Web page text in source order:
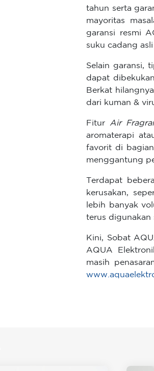
tahun serta
mayoritas
garansi resmi
suku cadang
Selain garansi,
dapat
Berkat
dari kuman &
Fitur Air
aromaterapi
favorit di
menggantung
Terdapat
kerusakan,
lebih banyak
terus digunakan
Kini, Sobat
AQUA
masih